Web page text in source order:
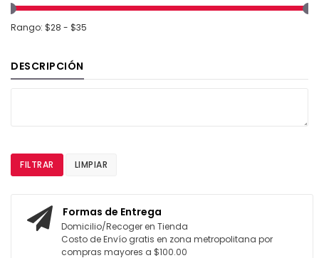
Rango: $28 - $35
DESCRIPCIÓN
FILTRAR LIMPIAR
Formas de Entrega
Domicilio/Recoger en Tienda
Costo de Envío gratis en zona metropolitana por
compras mayores a $100.00